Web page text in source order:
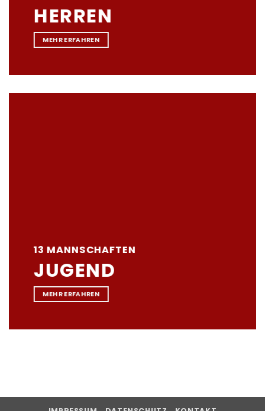
HERREN
MEHR ERFAHREN
13 MANNSCHAFTEN
JUGEND
MEHR ERFAHREN